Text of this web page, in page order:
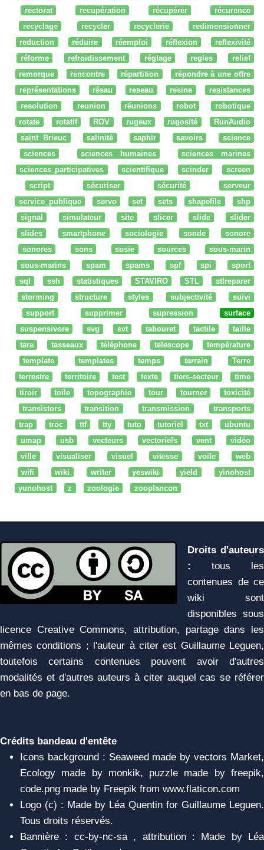
rectorat
recupération récupérer
récurence
recyclage
recycler recyclerie
redimensionner
reduction
réduire réemploi réflexion
reflexivité
réforme
refroidissement réglage regles
relief
remorque
rencontre répartition
répondre à une offre
représentations
résau reseau resine
resistances
resolution
reunion réunions robot
robotique
rotate
rotatif ROV rugeux rugosité
RunAudio
saint Brieuc
salinité saphir savoirs
science
sciences
sciences humaines
sciences marines
sciences participatives
scientifique scinder
screen
script
sécuriser sécurité
serveur
service_publique
servo set sets shapefile
shp
signal
simulateur site slicer slide
slider
slides
smartphone sociologie sonde
sonore
sonores
sons sosie sources
sous-marin
sous-marins
spam spams spf spi
sport
sql
ssh statistiques STAVIRO STL
stlreparer
storming
structure styles subjectivité
suivi
support
supprimer supression
surface
suspensivore
svg svt tabouret tactile
taille
tara
tasseaux téléphone telescope
température
template
templates temps terrain
Terre
terrestre
territoire test texte tiers-secteur
time
tiroir
toile topographie tour tourner
toxicité
transistors
transition transmission
transports
trap
troc ttf tty tuto tutoriel txt
ubuntu
umap
usb vecteurs vectoriels vent
vidéo
ville
visualiser visuel vitesse voile
web
wifi
wiki writer yeswiki yield
yinohost
yunohost
z zoologie zooplancon
Droits d'auteurs
:
tous les
contenues de ce
wiki sont
disponibles sous
licence Creative Commons, attribution, partage dans les
mêmes conditions ; l'auteur à citer est Guillaume Leguen,
toutefois certains contenues peuvent avoir d'autres
modalités et d'autres auteurs à citer auquel cas se référer
en bas de page.
Crédits bandeau d'entête
Icons background : Seaweed made by vectors Market,
Ecology made by monkik, puzzle made by freepik,
code.png made by Freepik from www.flaticon.com
Logo (c) : Made by Léa Quentin for Guillaume Leguen.
Tous droits réservés.
Bannière : cc-by-nc-sa , attribution : Made by Léa